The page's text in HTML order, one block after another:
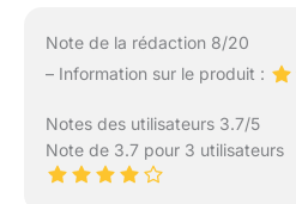
Note de la rédaction 8/20
– Information sur le produit :
Notes des utilisateurs 3.7/5
Note de 3.7 pour 3 utilisateurs